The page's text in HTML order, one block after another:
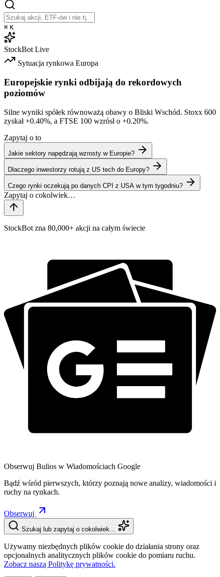
⌘ K
StockBot Live
Sytuacja rynkowa Europa
Europejskie rynki odbijają do rekordowych
poziomów
Silne wyniki spółek równoważą obawy o Bliski Wschód. Stoxx 600
zyskał+0.40%, a FTSE 100 wzrósł o +0.20%.
Zapytaj o to
Jakie sektory napędzają wzrosty w Europie?
Dlaczego inwestorzy rotują z US tech do Europy?
Czego rynki oczekują po danych CPI z USA w tym tygodniu?
StockBot zna 80,000+ akcji na całym świecie
Obserwuj Bulios w Wiadomościach Google
Bądź wśród pierwszych, którzy poznają nowe analizy, wiadomości i
ruchy na rynkach.
Obserwuj
Szukaj lub zapytaj o cokolwiek…
Używamy niezbędnych plików cookie do działania strony oraz
opcjonalnych analitycznych plików cookie do pomiaru ruchu.
Zobacz naszą Politykę prywatności.